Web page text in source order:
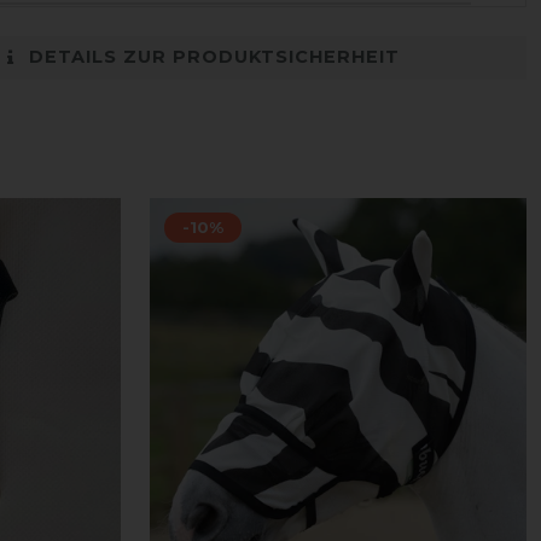
DETAILS ZUR PRODUKTSICHERHEIT
-10%